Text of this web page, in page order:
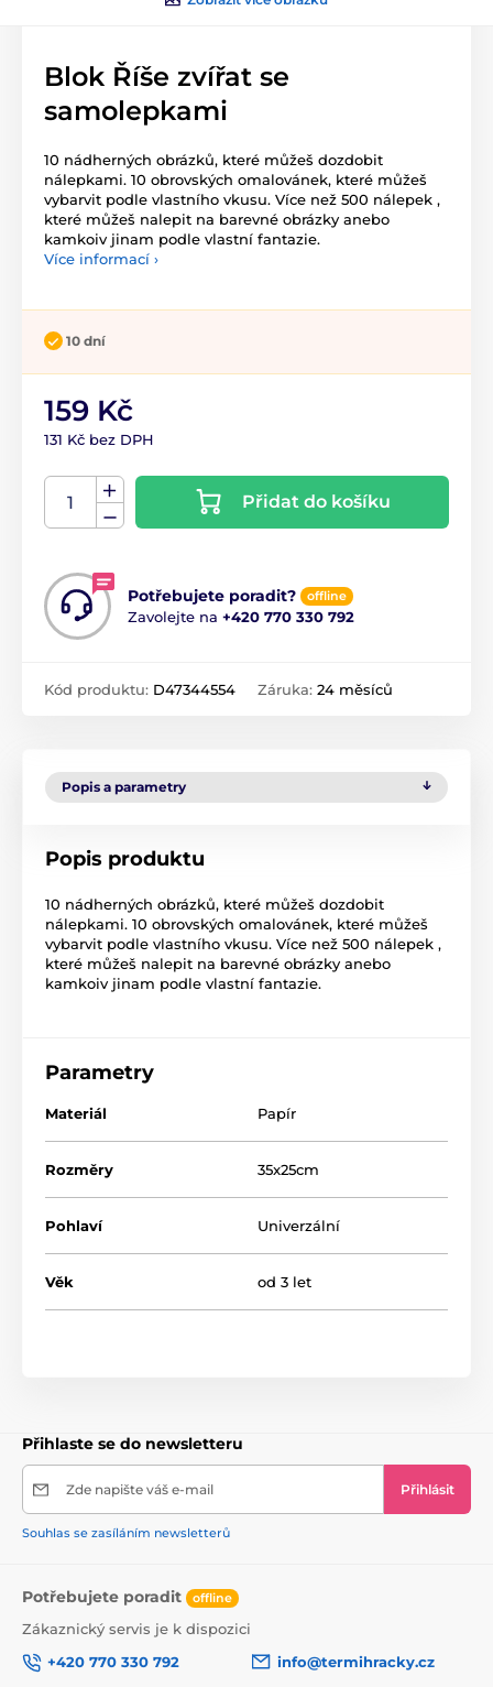
Blok Říše zvířat se
samolepkami
10 nádherných obrázků, které můžeš dozdobit
nálepkami. 10 obrovských omalovánek, které můžeš
vybarvit podle vlastního vkusu. Více než 500 nálepek ,
které můžeš nalepit na barevné obrázky anebo
kamkoiv jinam podle vlastní fantazie.
Více informací ›
10 dní
159 Kč
131 Kč bez DPH
Přidat do košíku
Potřebujete poradit? offline
Zavolejte na +420 770 330 792
Kód produktu: D47344554 Záruka: 24 měsíců
Popis a parametry
Popis produktu
10 nádherných obrázků, které můžeš dozdobit
nálepkami. 10 obrovských omalovánek, které můžeš
vybarvit podle vlastního vkusu. Více než 500 nálepek ,
které můžeš nalepit na barevné obrázky anebo
kamkoiv jinam podle vlastní fantazie.
Parametry
Materiál Papír
Rozměry 35x25cm
Pohlaví Univerzální
Věk od 3 let
Přihlaste se do newsletteru
Zde napište váš e-mail Přihlásit
Souhlas se zasíláním newsletterů
Potřebujete poradit offline
Zákaznický servis je k dispozici
+420 770 330 792
info@termihracky.cz